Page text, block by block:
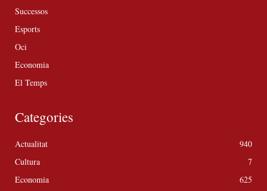
Successos
Esports
Oci
Economia
El Temps
Categories
Actualitat
940
Cultura
7
Economia
625